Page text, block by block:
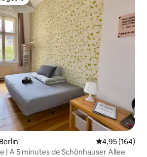
Évaluation
4,95 (164)
| À 5 minutes de Schönhauser Allee